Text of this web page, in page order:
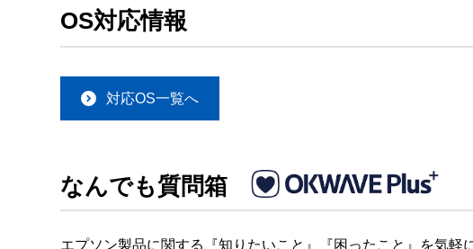
OS対応情報
対応OS一覧へ
なんでも質問箱
エプソン製品に関する『知りたいこと』『困ったこと』を気